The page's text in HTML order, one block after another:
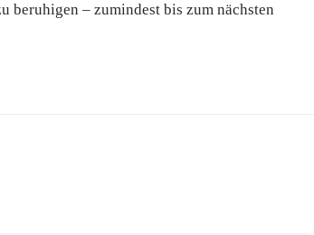
beruhigen – zumindest bis zum nächsten